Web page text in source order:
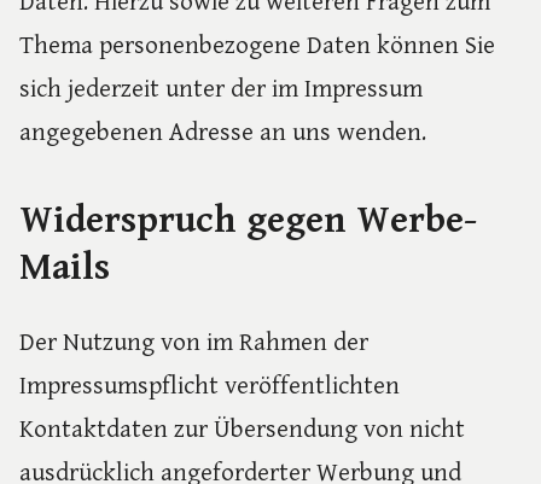
Thema personenbezogene Daten können Sie
sich jederzeit unter der im Impressum
angegebenen Adresse an uns wenden.
Widerspruch gegen Werbe-
Mails
Der Nutzung von im Rahmen der
Impressumspflicht veröffentlichten
Kontaktdaten zur Übersendung von nicht
ausdrücklich angeforderter Werbung und